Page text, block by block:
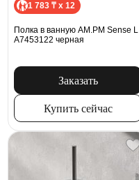
1 783 ₸ x 12
Полка в ванную AM.PM Sense L
A7453122 черная
Заказать
Купить сейчас